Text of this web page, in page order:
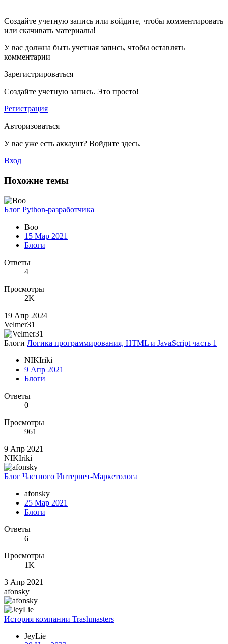
Создайте учетную запись или войдите, чтобы комментировать
или скачивать материалы!
У вас должна быть учетная запись, чтобы оставлять
комментарии
Зарегистрироваться
Создайте учетную запись. Это просто!
Регистрация
Авторизоваться
У вас уже есть аккаунт? Войдите здесь.
Вход
Похожие темы
Блог Python-разработчика
Boo
15 Мар 2021
Блоги
Ответы
4
Просмотры
2K
19 Апр 2024
Velmer31
Блоги Логика программирования, HTML и JavaScript часть 1
NIKIriki
9 Апр 2021
Блоги
Ответы
0
Просмотры
961
9 Апр 2021
NIKIriki
Блог Частного Интернет-Маркетолога
afonsky
25 Мар 2021
Блоги
Ответы
6
Просмотры
1K
3 Апр 2021
afonsky
История компании Trashmasters
JeyLie